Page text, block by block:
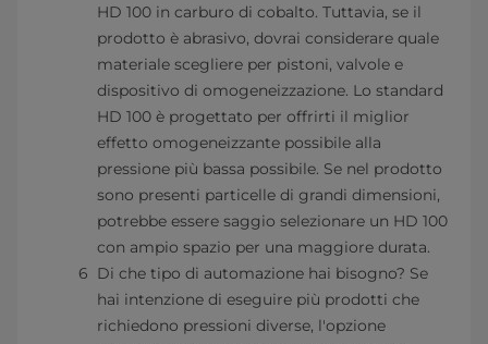
HD 100 in carburo di cobalto. Tuttavia, se il
prodotto è abrasivo, dovrai considerare quale
materiale scegliere per pistoni, valvole e
dispositivo di omogeneizzazione. Lo standard
HD 100 è progettato per offrirti il miglior
effetto omogeneizzante possibile alla
pressione più bassa possibile. Se nel prodotto
sono presenti particelle di grandi dimensioni,
potrebbe essere saggio selezionare un HD 100
con ampio spazio per una maggiore durata.
Di che tipo di automazione hai bisogno? Se
hai intenzione di eseguire più prodotti che
richiedono pressioni diverse, l'opzione